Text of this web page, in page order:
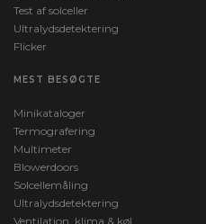
Test af solceller
Ultralydsdetektering
Flicker
MEST BESØGTE
Minikataloger
Termografering
Multimeter
Blowerdoors
Solcellemåling
Ultralydsdetektering
Ventilation, klima & køl